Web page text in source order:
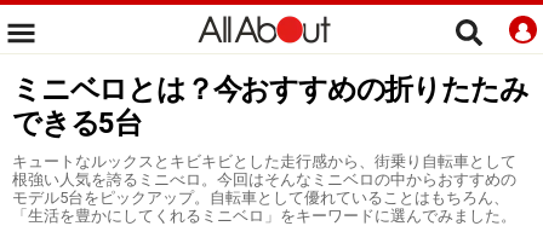
ミニベロとは？今おすすめの折りたたみ
できる5台
キュートなルックスとキビキビとした走行感から、街乗り自転車として
根強い人気を誇るミニべロ。今回はそんなミニベロの中からおすすめの
モデル5台をピックアップ。自転車として優れていることはもちろん、
「生活を豊かにしてくれるミニベロ」をキーワードに選んでみました。